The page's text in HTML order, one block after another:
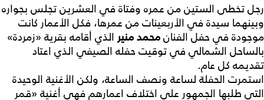
رجل تخطى الستين من عمره وفتاة في العشرين تجلس بجواره
وبينهما سيدة في الأربعينات من عمرها، فكل الأعمار كانت
موجودة في حفل الفنانمحمد منيرالذي أقامه بقرية «زمردة»
بالساحل الشمالي في توقيت حفله الصيفي الذي اعتاد
تقديمه كل عام.
استمرت الحفلة لساعة ونصف الساعة، ولكن الأغنية الوحيدة
التي طلبها الجمهور على اختلاف اعمارهم فهي أغنية «قمر